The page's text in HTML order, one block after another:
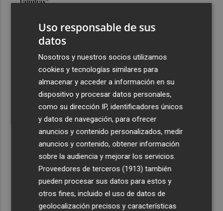
Sol y habilita cuatro puntos informativos
para la nueva campaña de bonos comerciales
Castelló inicia la ejecución de la Manzana Albinegra con
el traslado de las pistas de pádel junto a Castalia
Recibe toda la actualidad de
Plaza Podcast en tu correo
Quiero suscribirme
Uso responsable de sus
datos
Nosotros y nuestros socios utilizamos
cookies y tecnologías similares para
almacenar y acceder a información en su
dispositivo y procesar datos personales,
como su dirección IP, identificadores únicos
y datos de navegación, para ofrecer
anuncios y contenido personalizados, medir
anuncios y contenido, obtener información
sobre la audiencia y mejorar los servicios.
Proveedores de terceros (1913) también
pueden procesar sus datos para estos y
otros fines, incluido el uso de datos de
geolocalización precisos y características